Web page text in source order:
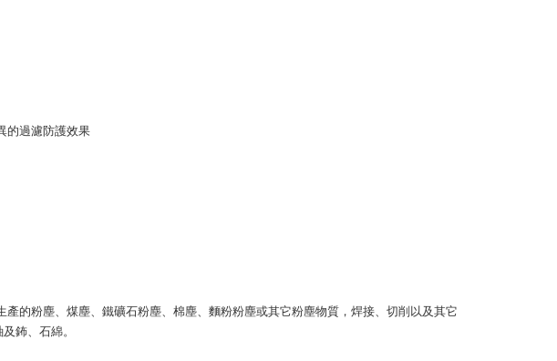
的過濾防護效果
的粉塵、煤塵、鐵礦石粉塵、棉塵、麵粉粉塵或其它粉塵物質，焊接、切削以及其它
鈽、石綿。